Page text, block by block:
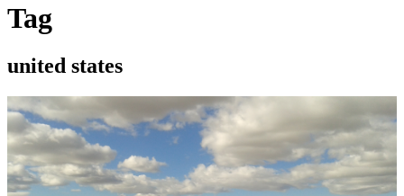
Tag
united states